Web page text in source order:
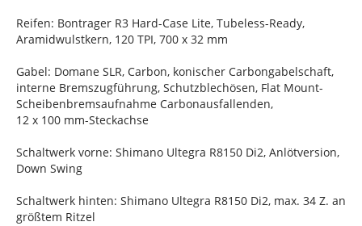
Reifen: Bontrager R3 Hard-Case Lite, Tubeless-Ready,
Aramidwulstkern, 120 TPI, 700 x 32 mm
Gabel: Domane SLR, Carbon, konischer Carbongabelschaft,
interne Bremszugführung, Schutzblechösen, Flat Mount-
Scheibenbremsaufnahme Carbonausfallenden,
12 x 100 mm-Steckachse
Schaltwerk vorne: Shimano Ultegra R8150 Di2, Anlötversion,
Down Swing
Schaltwerk hinten: Shimano Ultegra R8150 Di2, max. 34 Z. an
größtem Ritzel